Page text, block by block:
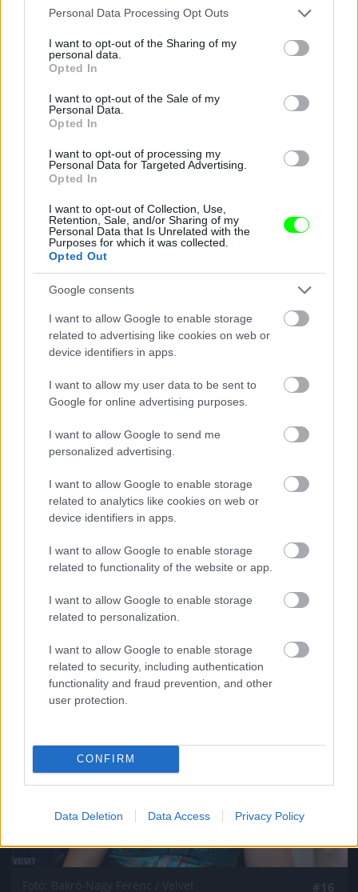
Please note that this website/app uses one or more Google
not limited to your visit or usage behaviour. You may click to
grant or deny consent to Google and its third-party tags to
use your data for below specified purposes in below Google
consent section.
Personal Data Processing Opt Outs
I want to opt-out of the Sharing of my
personal data.
Opted In
I want to opt-out of the Sale of my
Personal Data.
Opted In
I want to opt-out of processing my
Personal Data for Targeted Advertising.
Opted In
I want to opt-out of Collection, Use,
Retention, Sale, and/or Sharing of my
Personal Data that Is Unrelated with the
Purposes for which it was collected.
Opted Out
Google consents
I want to allow Google to enable storage
related to advertising like cookies on web or
device identifiers in apps.
I want to allow my user data to be sent to
Google for online advertising purposes.
I want to allow Google to send me
personalized advertising.
I want to allow Google to enable storage
related to analytics like cookies on web or
device identifiers in apps.
I want to allow Google to enable storage
related to functionality of the website or app.
I want to allow Google to enable storage
related to personalization.
I want to allow Google to enable storage
related to security, including authentication
functionality and fraud prevention, and other
user protection.
CONFIRM
Data Deletion Data Access Privacy Policy
Fotó: Bakró-Nagy Ferenc / Velvet
Jön még kép!
Jön még kép!